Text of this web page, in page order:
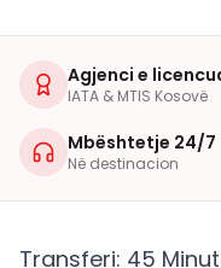
Agjenci e
IATA & MTIS Kosovë
Mbështetje 24/7
Në destinacion
Transferi: 45